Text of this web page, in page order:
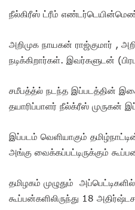
நீல்கிரீஸ் ட்ரீம் எண்டர்டெயின்மெண்ட்
அறிமுக நாயகன் ராஜ்குமார் ,
நடிக்கிறார்கள். இவர்களுடன்
சமீபத்த்ல் நடந்த இப்படத்தின் இசை
தயாரிப்பாளர் நீல்க்ரீஸ் முருகன்
இப்படம் வெளியாகும்
அங்கு வைக்கப்பட்டிருக்கும்
தமிழகம் முழுதும்
கூப்பன்களிலிருந்து 18